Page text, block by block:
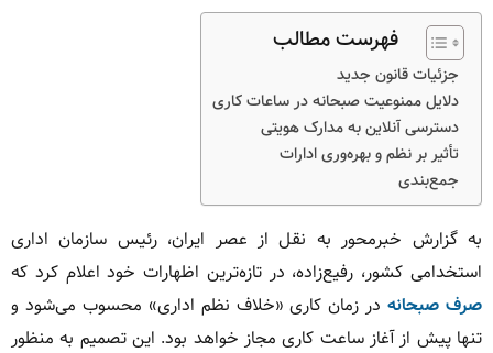
فهرست مطالب
جزئیات قانون جدید
دلایل ممنوعیت صبحانه در ساعات کاری
دسترسی آنلاین به مدارک هویتی
تأثیر بر نظم و بهره‌وری ادارات
جمع‌بندی
به گزارش خبرمحور به نقل از عصر ایران، رئیس سازمان اداری
استخدامی کشور، رفیع‌زاده، در تازه‌ترین اظهارات خود اعلام کرد که
صرف صبحانهدر زمان کاری «خلاف نظم اداری» محسوب می‌شود و
تنها پیش از آغاز ساعت کاری مجاز خواهد بود. این تصمیم به منظور